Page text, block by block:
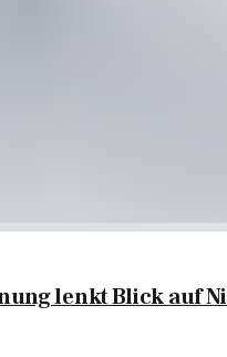
lenkt Blick auf